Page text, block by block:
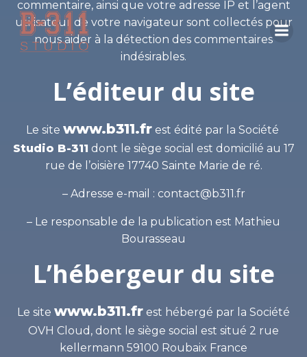
Aller
au
contenu
BOOSTEZ VOTRE
VISIBILITÉ
BRANDING
CONTENT MARKETING
Nous sommes plus qu'un simple studio de
production vidéo : notre expertise
marketing nous permet de réaliser des
vidéos qui améliorent votre SEO, votre
Branding et qui convertissent vos
prospects en clients.
commentaire, ainsi que votre adresse IP et l’agent
utilisateur de votre navigateur sont collectés pour
nous aider à la détection des commentaires
indésirables.
L’éditeur du site
Le site www.b311.frest édité par la Société
Studio B-311 dont le siège social est domicilié au 17
rue de l’oisière 17740 Sainte Marie de ré.
– Adresse e-mail : contact@b311.fr
– Le responsable de la publication est Mathieu
Bourasseau
L’hébergeur du site
Le site www.b311.fr est hébergé par la Société
OVH Cloud, dont le siège social est situé 2 rue
kellermann 59100 Roubaix France